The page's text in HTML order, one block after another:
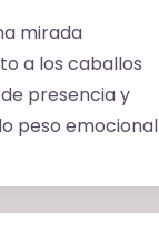
mirada
a los caballos
presencia y
peso emocional